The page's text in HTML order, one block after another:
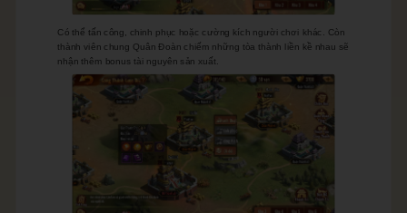
Có thể tấn công, chinh phục hoặc cường kích người chơi khác. Còn
thành viên chung Quân Đoàn chiếm những tòa thành liền kề nhau sẽ
nhận thêm bonus tài nguyên sản xuất.